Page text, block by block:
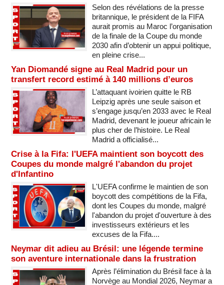
Selon des révélations de la presse
britannique, le président de la FIFA
aurait promis au Maroc l’organisation
de la finale de la Coupe du monde
2030 afin d’obtenir un appui politique,
en pleine crise...
Yan Diomandé signe au Real Madrid pour un
transfert record estimé à 140 millions d’euros
L’attaquant ivoirien quitte le RB
Leipzig après une seule saison et
s’engage jusqu’en 2033 avec le Real
Madrid, devenant le joueur africain le
plus cher de l’histoire. Le Real
Madrid a officialisé...
Crise à la Fifa: l'UEFA maintient son boycott des
Coupes du monde malgré l'abandon du projet
d'Infantino
L'UEFA confirme le maintien de son
boycott des compétitions de la Fifa,
dont les Coupes du monde, malgré
l'abandon du projet d'ouverture à des
investisseurs extérieurs et les
excuses de la Fifa....
Neymar dit adieu au Brésil: une légende termine
son aventure internationale dans la frustration
Après l’élimination du Brésil face à la
Norvège au Mondial 2026, Neymar a